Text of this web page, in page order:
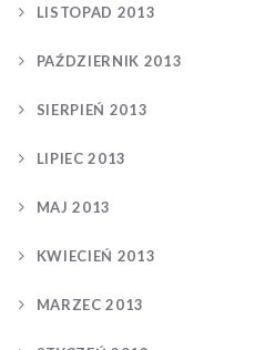
LISTOPAD 2013
PAŹDZIERNIK 2013
SIERPIEŃ 2013
LIPIEC 2013
MAJ 2013
KWIECIEŃ 2013
MARZEC 2013